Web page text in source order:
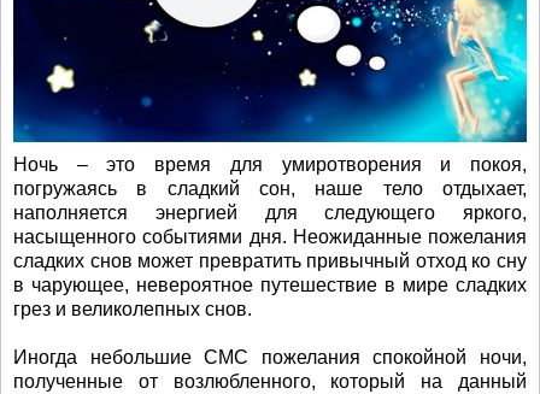
Ночь – это время для умиротворения и покоя,
погружаясь в сладкий сон, наше тело отдыхает,
наполняется энергией для следующего яркого,
насыщенного событиями дня. Неожиданные пожелания
сладких снов может превратить привычный отход ко сну
в чарующее, невероятное путешествие в мире сладких
грез и великолепных снов.
Иногда небольшие СМС пожелания спокойной ночи,
полученные от возлюбленного, который на данный